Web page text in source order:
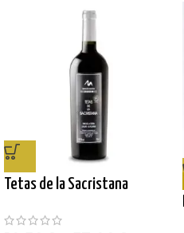
Tetas de la Sacristana